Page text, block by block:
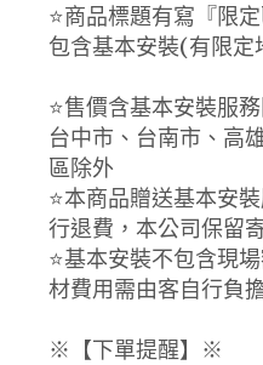
⭐️商品標題有寫『限
包含基本安裝(有限
⭐️售價含基本安裝服
台中市、台南市、高
區除外
⭐️本商品贈送基本安
行退費，本公司保留
⭐️基本安裝不包含現
材費用需由客自行負
※【下單提醒】※